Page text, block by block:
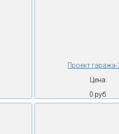
Проект
Цена:
0 руб.